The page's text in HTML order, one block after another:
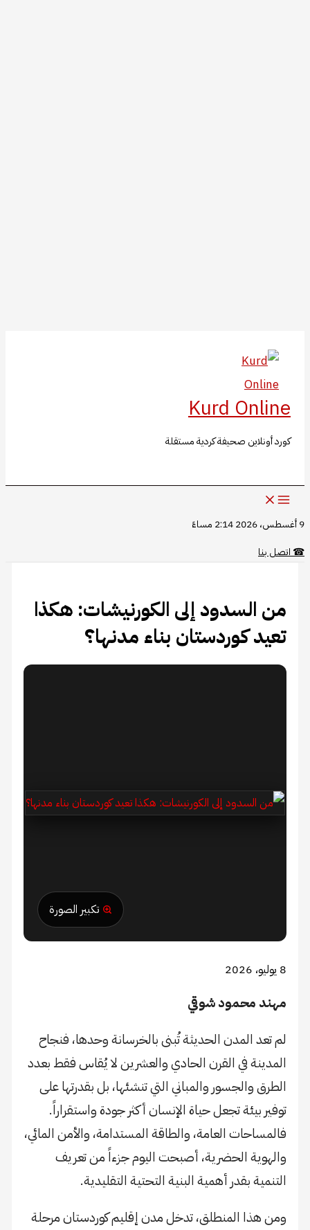
المحتوى
Kurd Online
كورد أونلاين صحيفة كردية مستقلة
9 أغسطس، 2026 2:14 مساءً
☎اتصل بنا
من السدود إلى الكورنيشات: هكذا
تعيد كوردستان بناء مدنها؟
تكبير الصورة
8 يوليو، 2026
مهند محمود شوقي
لم تعد المدن الحديثة تُبنى بالخرسانة وحدها، فنجاح
المدينة في القرن الحادي والعشرين لا يُقاس فقط بعدد
الطرق والجسور والمباني التي تنشئها، بل بقدرتها على
توفير بيئة تجعل حياة الإنسان أكثر جودة واستقراراً.
فالمساحات العامة، والطاقة المستدامة، والأمن المائي،
والهوية الحضرية، أصبحت اليوم جزءاً من تعريف
التنمية بقدر أهمية البنية التحتية التقليدية.
ومن هذا المنطلق، تدخل مدن إقليم كوردستان مرحلة